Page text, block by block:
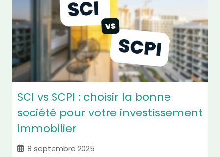
SCI vs SCPI : choisir la bonne
société pour votre investissement
immobilier
8 septembre 2025